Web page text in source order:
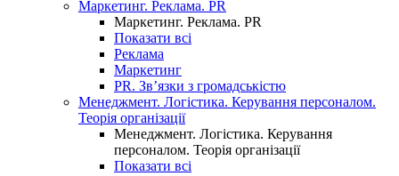
Маркетинг. Реклама. PR
Маркетинг. Реклама. PR
Показати всі
Реклама
Маркетинг
PR. Зв’язки з громадськістю
Менеджмент. Логістика. Керування персоналом.
Теорія організації
Менеджмент. Логістика. Керування
персоналом. Теорія організації
Показати всі